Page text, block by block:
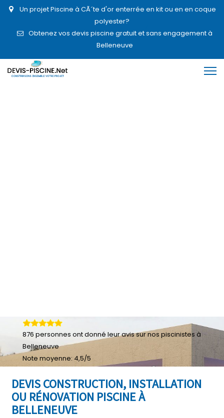
Un projet Piscine à CÃ´te d'or enterrée en kit ou en en coque
polyester?
Obtenez vos devis piscine gratuit et sans engagement à
Belleneuve
DEVIS CONSTRUCTION, INSTALLATION
OU RÉNOVATION PISCINE À
BELLENEUVE
876 personnes ont donné leuravis sur nos piscinistes à
Belleneuve
Note moyenne: 4,5/5